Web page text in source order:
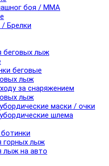
боя / ММА
Брелки
беговых лыж
беговые
лыж
за снаряжением
лыж
маски / очки
шлема
горных лыж
лыж на авто